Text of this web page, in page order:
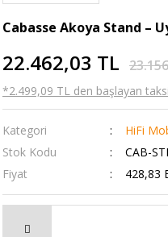
Cabasse Akoya Stand –
22.462,03 TL
*2.499,09 TL den başlayan
Kategori
HiFi
Stok Kodu
CAB-
Fiyat
428,83